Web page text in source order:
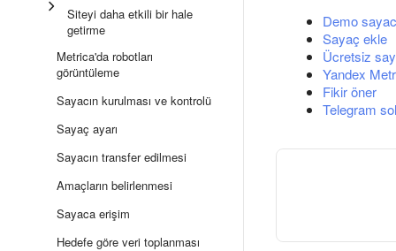
Siteyi daha etkili bir hale
getirme
Metrica'da robotları
görüntüleme
Sayacın kurulması ve kontrolü
Sayaç ayarı
Sayacın transfer edilmesi
Amaçların belirlenmesi
Sayaca erişim
Hedefe göre veri toplanması
Demo
Sayaç ekle
Ücretsiz
Yandex
Fikir öner
Telegram